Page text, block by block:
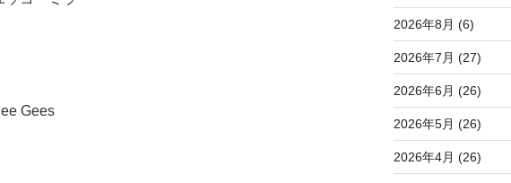
Gees
2026年8月 (6)
2026年7月 (27)
2026年6月 (26)
2026年5月 (26)
2026年4月 (26)